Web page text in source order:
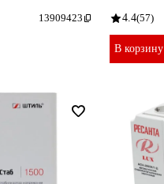
13909423 4.4(57)
В корзину